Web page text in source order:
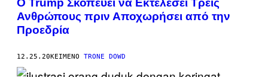
Ο Trump Σκοπεύει να Εκτελέσει Τρεις
Ανθρώπους πριν Αποχωρήσει από την
Προεδρία
12.25.20ΚΕΊΜΕΝΟ TRONE DOWD